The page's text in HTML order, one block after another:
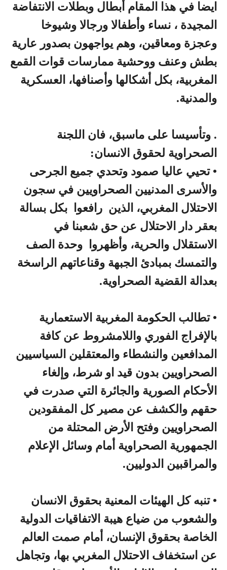
ايضا في هذا المقام أبطال وبطلات الانتفاضة
المجيدة ، نساء وأطفالا ورجالا وشيوخا
وعجزة ومعاقين، وهم يواجهون بصدور عارية
بطش وعنف ووحشية ممارسات قوات القمع
المغربية، بكل أشكالها وأصنافها، العسكرية
والمدنية.
. وتأسيسا على ماسبق، فان اللجنة
الصحراوية لحقوق الانسان:
• تحيي عاليا صمود وتحدي جميع الجرحى
والأسرى المدنيين الصحراويين في سجون
الاحتلال المغربي، الذين رافعوا بكل بسالة
بعقر دار الاحتلال عن حق شعبنا في
الاستقلال والحرية، وأظهروا وحدة الصف
والتمسك بمبادئ الجبهة وقناعاتهم الراسخة
بعدالة القضية الصحراوية.
• تطالب الحكومة المغربية الاستعمارية
بالإفراج الفوري واللامشروط عن كافة
المدافعين والنشطاء والمعتقلين السياسيين
الصحراويين بدون قيد او شرط، وإلغاء
الأحكام الصورية والجائرة التي صدرت في
حقهم والكشف عن مصير كل المفقودين
الصحراويين وفتح الأرض المحتلة من
الجمهورية الصحراوية أمام وسائل الإعلام
والمراقبين الدوليين.
• تنبه كل الهيئات المعنية بحقوق الانسان
والشعوب من ضياع هيبة الاتفاقيات الدولية
الخاصة بحقوق الإنسان، أمام صمت العالم
عن استخفاف الاحتلال المغربي بها، وتجاهل